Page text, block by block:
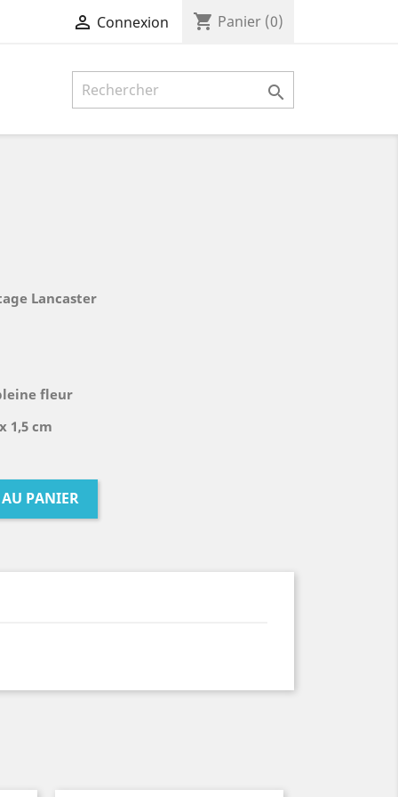
 Connexion shopping_cart Panier (0)

Lancaster
fleur
1,5 cm
PANIER